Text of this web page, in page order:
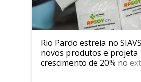
Rio Pardo estreia no
novos produtos e projeta
crescimento de 20% no